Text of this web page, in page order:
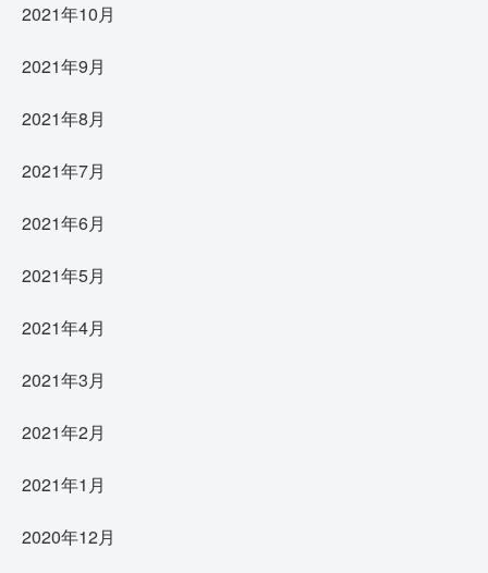
2021年10月
2021年9月
2021年8月
2021年7月
2021年6月
2021年5月
2021年4月
2021年3月
2021年2月
2021年1月
2020年12月